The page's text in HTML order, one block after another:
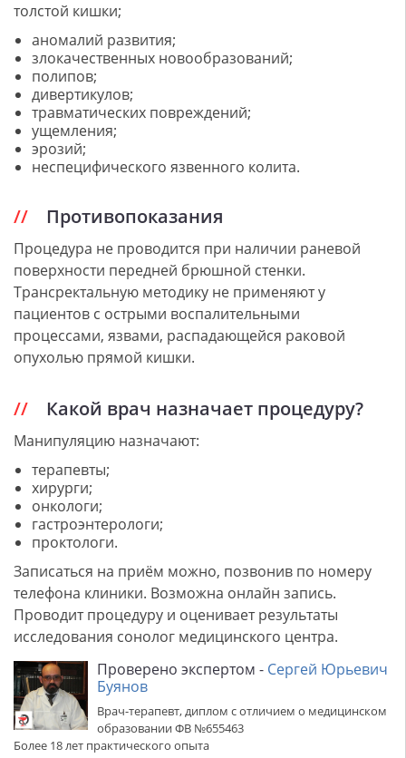
толстой кишки;
аномалий развития;
злокачественных новообразований;
полипов;
дивертикулов;
травматических повреждений;
ущемления;
эрозий;
неспецифического язвенного колита.
Противопоказания
Процедура не проводится при наличии раневой
поверхности передней брюшной стенки.
Трансректальную методику не применяют у
пациентов с острыми воспалительными
процессами, язвами, распадающейся раковой
опухолью прямой кишки.
Какой врач назначает процедуру?
Манипуляцию назначают:
терапевты;
хирурги;
онкологи;
гастроэнтерологи;
проктологи.
Записаться на приём можно, позвонив по номеру
телефона клиники. Возможна онлайн запись.
Проводит процедуру и оценивает результаты
исследования сонолог медицинского центра.
Проверено экспертом - Сергей Юрьевич
Буянов
Врач-терапевт, диплом с отличием о медицинском
образовании ФВ №655463
Более 18 лет практического опыта